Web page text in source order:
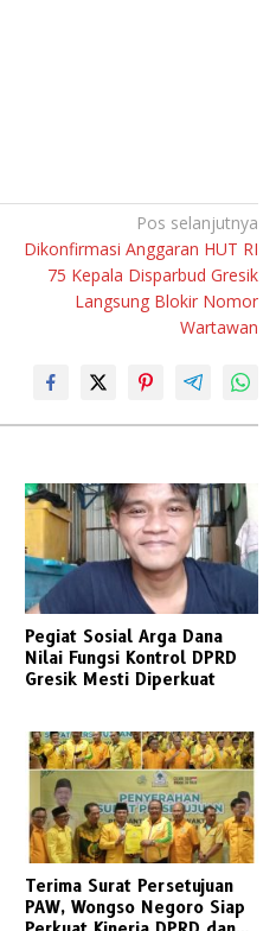
Pos selanjutnya
Dikonfirmasi Anggaran HUT RI
75 Kepala Disparbud Gresik
Langsung Blokir Nomor
Wartawan
Pegiat Sosial Arga Dana
Nilai Fungsi Kontrol DPRD
Gresik Mesti Diperkuat
Terima Surat Persetujuan
PAW, Wongso Negoro Siap